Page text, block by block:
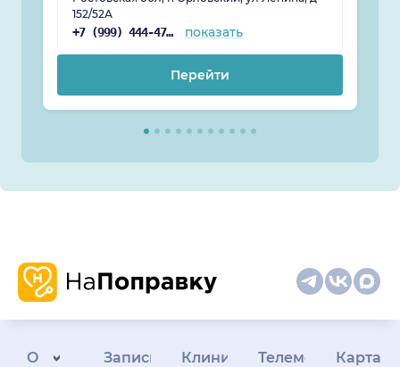
152/52А
+7 (999) 444-47-38 показать
Перейти
О
Запись
КлиникамТелемедицина
Карта